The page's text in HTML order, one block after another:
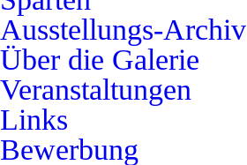
Ausstellungs-Archiv
Über die Galerie
Veranstaltungen
Links
Bewerbung